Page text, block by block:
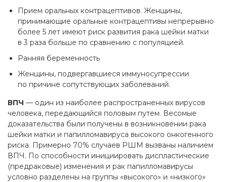
Прием оральных контрацептивов. Женщины,
принимающие оральные контрацептивы непрерывно
более 5 лет имеют риск развития рака шейки матки
в 3 раза больше по сравнению с популяцией.
Ранняя беременность
Женщины, подвергавшиеся иммуносупрессии
по причине сопутствующих заболеваний.
ВПЧ — один из наиболее распространенных вирусов
человека, передающийся половым путем. Весомые
доказательства были получены в возникновении рака
шейки матки и папилломавируса высокого онкогенного
риска. Примерно 70% случаев РШМ вызваны наличием
ВПЧ. По способности инициировать диспластические
(предраковые) изменения и рак папилломавирусы
условно разделены на группы «высокого» и «низкого»